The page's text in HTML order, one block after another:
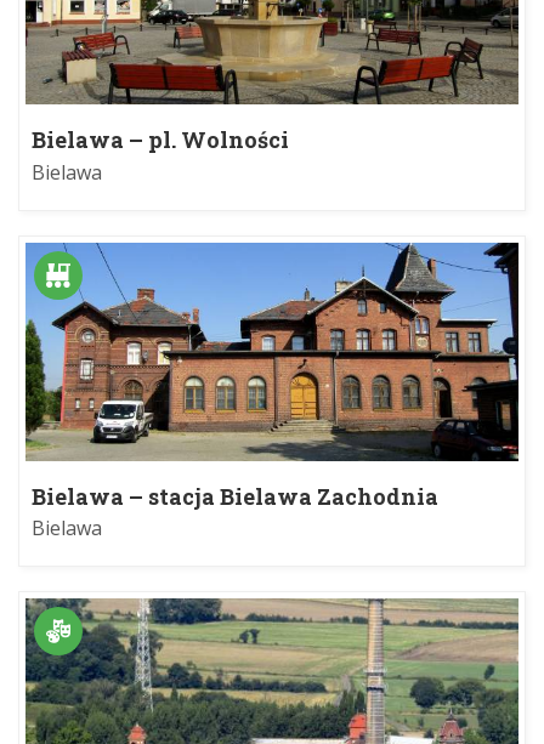
Bielawa – pl. Wolności
Bielawa
Bielawa – stacja Bielawa Zachodnia
Bielawa